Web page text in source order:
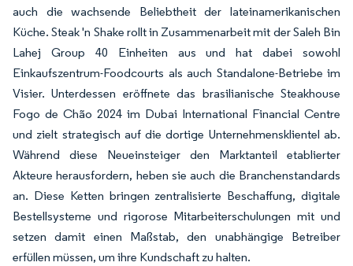
auch die wachsende Beliebtheit der lateinamerikanischen
Küche. Steak 'n Shake rollt in Zusammenarbeit mit der Saleh Bin
Lahej Group 40 Einheiten aus und hat dabei sowohl
Einkaufszentrum-Foodcourts als auch Standalone-Betriebe im
Visier. Unterdessen eröffnete das brasilianische Steakhouse
Fogo de Chão 2024 im Dubai International Financial Centre
und zielt strategisch auf die dortige Unternehmensklientel ab.
Während diese Neueinsteiger den Marktanteil etablierter
Akteure herausfordern, heben sie auch die Branchenstandards
an. Diese Ketten bringen zentralisierte Beschaffung, digitale
Bestellsysteme und rigorose Mitarbeiterschulungen mit und
setzen damit einen Maßstab, den unabhängige Betreiber
erfüllen müssen, um ihre Kundschaft zu halten.